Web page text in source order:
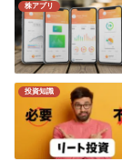
株アプリ
投資知識